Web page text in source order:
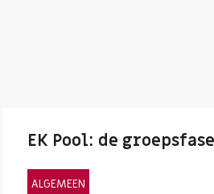
EK Pool: de
ALGEMEEN